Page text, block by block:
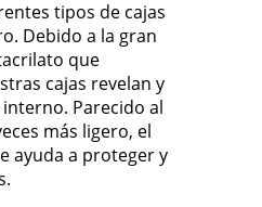
tipos de cajas
Debido a la gran
que
cajas revelan y
Parecido al
más ligero, el
ayuda a proteger y